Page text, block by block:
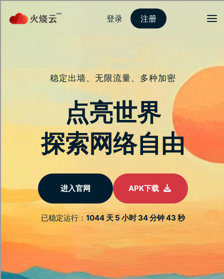
登录
马年优惠
百变小樱加速器
跨平台加速器安全防护
智能DNS解析服务，优化您的网路体验
进阶加密通道配置，打造专属安全通道
获取优惠
智能路由自动优化，确保最佳连线体验